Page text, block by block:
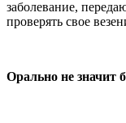
заболевание,
проверять свое
Орально не значит